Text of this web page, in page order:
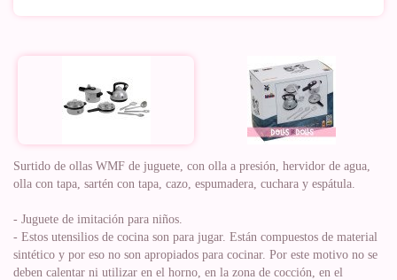
Surtido de ollas WMF de juguete, con olla a presión, hervidor de agua,
olla con tapa, sartén con tapa, cazo, espumadera, cuchara y espátula.
- Juguete de imitación para niños.
- Estos utensilios de cocina son para jugar. Están compuestos de material
sintético y por eso no son apropiados para cocinar. Por este motivo no se
deben calentar ni utilizar en el horno, en la zona de cocción, en el